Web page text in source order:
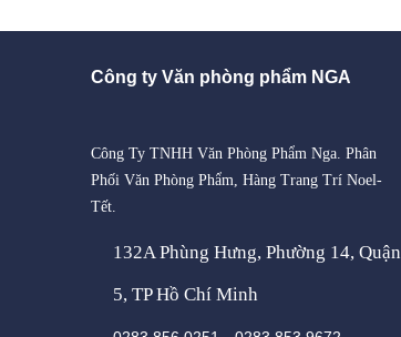
Công ty Văn phòng phẩm NGA
Công Ty TNHH Văn Phòng Phẩm Nga. Phân
Phối Văn Phòng Phẩm, Hàng Trang Trí Noel-
Tết.
132A Phùng Hưng, Phường 14, Quận
5, TP Hồ Chí Minh